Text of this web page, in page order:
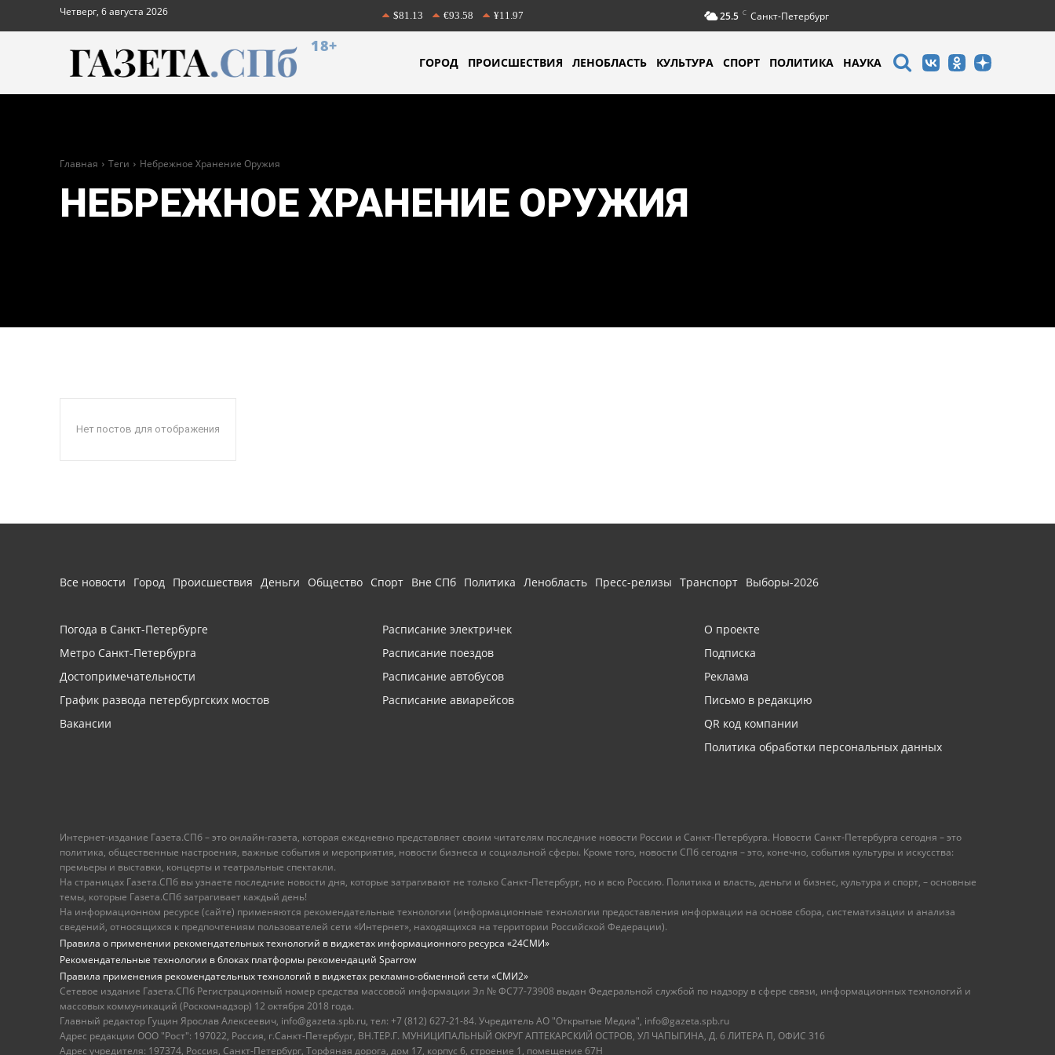
Четверг, 6 августа 2026 $81.13 €93.58 ¥11.97 25.5 C Санкт-Петербург
18+
ГОРОД ПРОИСШЕСТВИЯ ЛЕНОБЛАСТЬ КУЛЬТУРА СПОРТ ПОЛИТИКА НАУКА
Главная Теги Небрежное Хранение Оружия
НЕБРЕЖНОЕ ХРАНЕНИЕ ОРУЖИЯ
Нет постов для отображения
Все новости Город Происшествия Деньги Общество Спорт Вне СПб Политика Ленобласть Пресс-релизы Транспорт Выборы-2026
Погода в Санкт-Петербурге
Метро Санкт-Петербурга
Достопримечательности
График развода петербургских мостов
Вакансии
Расписание электричек
Расписание поездов
Расписание автобусов
Расписание авиарейсов
О проекте
Подписка
Реклама
Письмо в редакцию
QR код компании
Политика обработки персональных данных
Интернет-издание Газета.СПб – это онлайн-газета, которая ежедневно представляет своим читателям последние новости России и Санкт-Петербурга. Новости Санкт-Петербурга сегодня – это
политика, общественные настроения, важные события и мероприятия, новости бизнеса и социальной сферы. Кроме того, новости СПб сегодня – это, конечно, события культуры и искусства:
премьеры и выставки, концерты и театральные спектакли.
На страницах Газета.СПб вы узнаете последние новости дня, которые затрагивают не только Санкт-Петербург, но и всю Россию. Политика и власть, деньги и бизнес, культура и спорт, – основные
темы, которые Газета.СПб затрагивает каждый день!
На информационном ресурсе (сайте) применяются рекомендательные технологии (информационные технологии предоставления информации на основе сбора, систематизации и анализа
сведений, относящихся к предпочтениям пользователей сети «Интернет», находящихся на территории Российской Федерации).
Правила о применении рекомендательных технологий в виджетах информационного ресурса «24СМИ»
Рекомендательные технологии в блоках платформы рекомендаций Sparrow
Правила применения рекомендательных технологий в виджетах рекламно-обменной сети «СМИ2»
Сетевое издание Газета.СПб Регистрационный номер средства массовой информации Эл № ФС77-73908 выдан Федеральной службой по надзору в сфере связи, информационных технологий и
массовых коммуникаций (Роскомнадзор) 12 октября 2018 года.
Главный редактор Гущин Ярослав Алексеевич, info@gazeta.spb.ru, тел: +7 (812) 627-21-84. Учредитель АО "Открытые Медиа", info@gazeta.spb.ru
Адрес редакции ООО "Рост": 197022, Россия, г.Санкт-Петербург, ВН.ТЕР.Г. МУНИЦИПАЛЬНЫЙ ОКРУГ АПТЕКАРСКИЙ ОСТРОВ, УЛ ЧАПЫГИНА, Д. 6 ЛИТЕРА П, ОФИС 316
Адрес учредителя: 197374, Россия, Санкт-Петербург, Торфяная дорога, дом 17, корпус 6, строение 1, помещение 67Н